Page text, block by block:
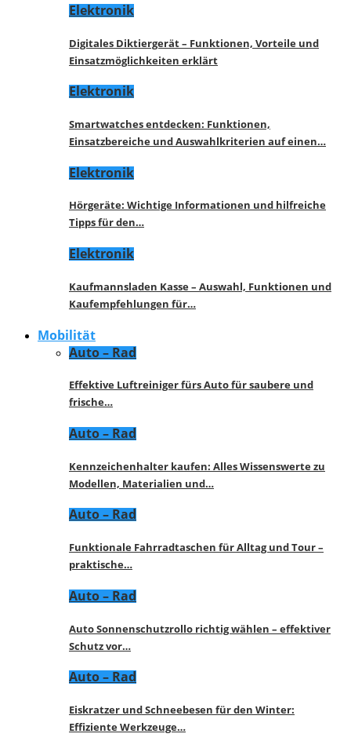
Elektronik
Digitales Diktiergerät – Funktionen, Vorteile und
Einsatzmöglichkeiten erklärt
Elektronik
Smartwatches entdecken: Funktionen,
Einsatzbereiche und Auswahlkriterien auf einen…
Elektronik
Hörgeräte: Wichtige Informationen und hilfreiche
Tipps für den…
Elektronik
Kaufmannsladen Kasse – Auswahl, Funktionen und
Kaufempfehlungen für…
Mobilität
Auto – Rad
Effektive Luftreiniger fürs Auto für saubere und
frische…
Auto – Rad
Kennzeichenhalter kaufen: Alles Wissenswerte zu
Modellen, Materialien und…
Auto – Rad
Funktionale Fahrradtaschen für Alltag und Tour –
praktische…
Auto – Rad
Auto Sonnenschutzrollo richtig wählen – effektiver
Schutz vor…
Auto – Rad
Eiskratzer und Schneebesen für den Winter:
Effiziente Werkzeuge…